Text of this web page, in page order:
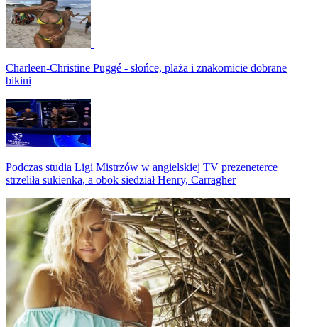
Charleen-Christine Puggé - słońce, plaża i znakomicie dobrane
bikini
Podczas studia Ligi Mistrzów w angielskiej TV prezeneterce
strzeliła sukienka, a obok siedział Henry, Carragher